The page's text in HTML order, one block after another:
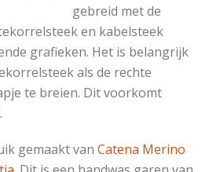
gebreid met de
en kabelsteek
grafieken. Het is belangrijk
als de rechte
te breien. Dit voorkomt
gemaakt van Catena Merino